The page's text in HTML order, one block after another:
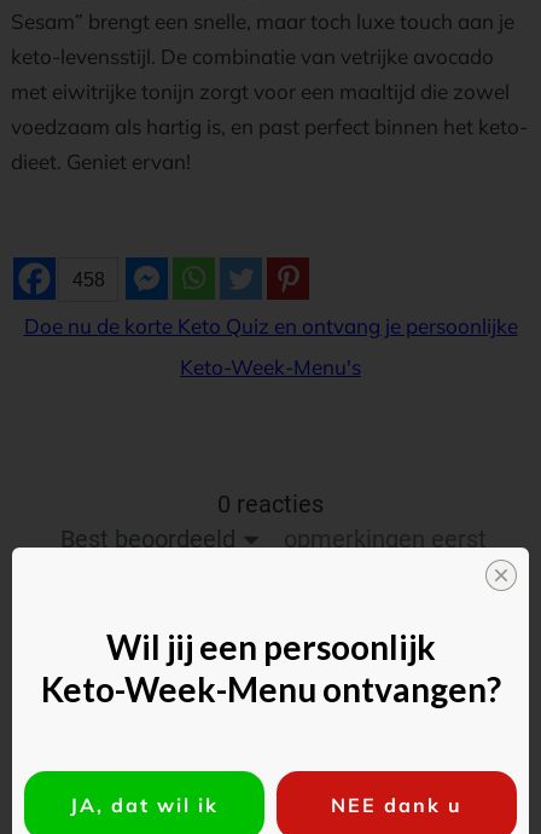
Sesam” brengt een snelle, maar toch luxe touch aan je
keto-levensstijl. De combinatie van vetrijke avocado
met eiwitrijke tonijn zorgt voor een maaltijd die zowel
voedzaam als hartig is, en past perfect binnen het keto-
dieet. Geniet ervan!
458
Doe nu de korte Keto Quiz en ontvang je persoonlijke
Keto-Week-Menu's
0 reacties
Best beoordeeld
opmerkingen eerst
Reageer als gast:
Wil jij een persoonlijk
Keto-Week-Menu ontvangen?
JA, dat wil ik NEE dank u